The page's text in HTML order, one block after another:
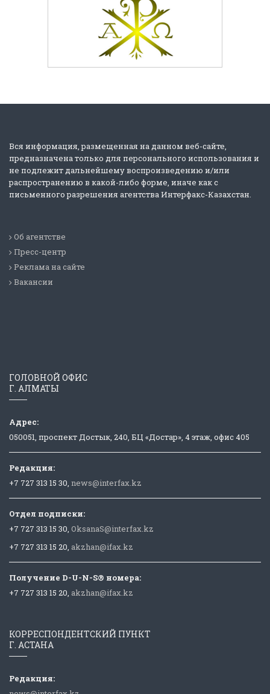
Вся информация, размещенная на данном веб-сайте,
предназначена только для персонального использования и
не подлежит дальнейшему воспроизведению и/или
распространению в какой-либо форме, иначе как с
письменного разрешения агентства Интерфакс-Казахстан.
Об агентстве
Пресс-центр
Реклама на сайте
Вакансии
ГОЛОВНОЙ ОФИС
Г. АЛМАТЫ
Адрес:
050051, проспект Достык, 240, БЦ «Достар», 4 этаж, офис 405
Редакция:
+7 727 313 15 30, news@interfax.kz
Отдел подписки:
+7 727 313 15 30, OksanaS@interfax.kz
+7 727 313 15 20, akzhan@ifax.kz
Получение D-U-N-S® номера:
+7 727 313 15 20, akzhan@ifax.kz
КОРРЕСПОНДЕНТСКИЙ ПУНКТ
Г. АСТАНА
Редакция: